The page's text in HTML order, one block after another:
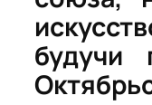
будучи